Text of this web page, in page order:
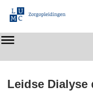
Leidse Dialyse